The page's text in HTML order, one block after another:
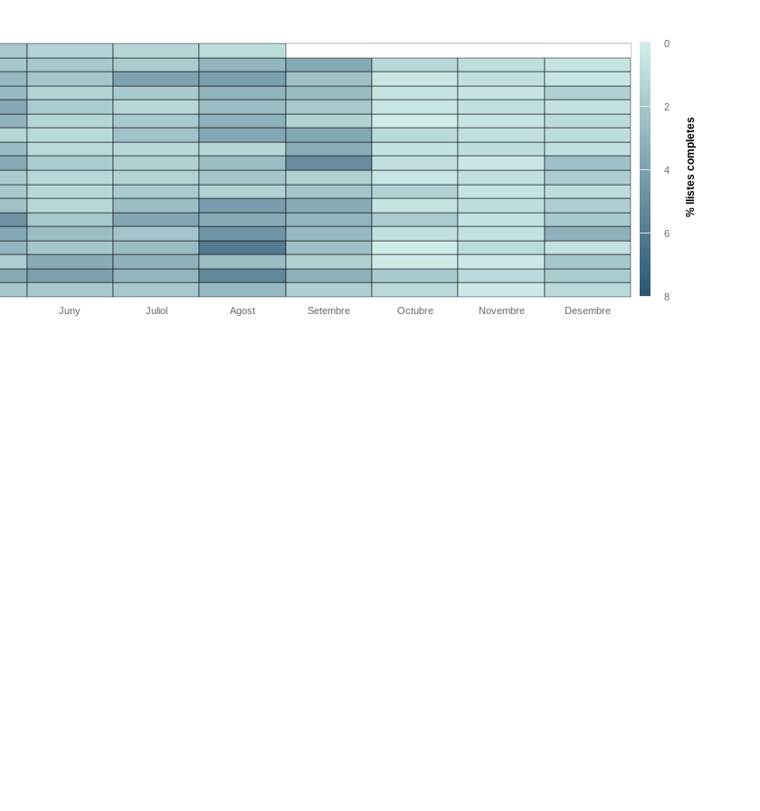
0
2
4
6
8
% llistes completes
Juny Juliol Agost Setembre Octubre Novembre Desembre